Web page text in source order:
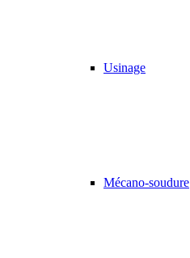
Usinage
Mécano-soudure